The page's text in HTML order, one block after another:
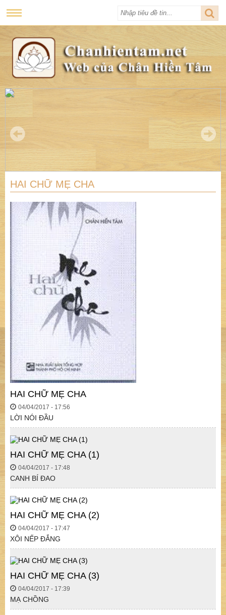
HAI CHỮ MẸ CHA
HAI CHỮ MẸ CHA
04/04/2017 - 17:56
LỜI NÓI ĐẦU
HAI CHỮ MẸ CHA (1)
04/04/2017 - 17:48
CANH BÍ ĐAO
HAI CHỮ MẸ CHA (2)
04/04/2017 - 17:47
XÔI NẾP ĐẮNG
HAI CHỮ MẸ CHA (3)
04/04/2017 - 17:39
MẠ CHỒNG